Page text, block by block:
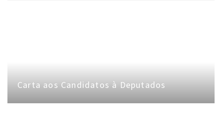
Carta aos Candidatos à Deputados